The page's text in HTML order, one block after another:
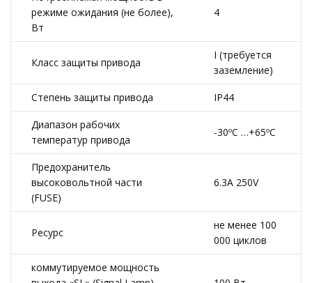
режиме ожидания (не более),
Вт
4
Класс защиты привода
I (требуется
заземление)
Степень защиты привода IP44
Диапазон рабочих
температур привода
-30ºС …+65ºС
Предохранитель
высоковольтной части
(FUSE)
6.3A 250V
Ресурс
не менее 100
000 циклов
коммутируемое мощность